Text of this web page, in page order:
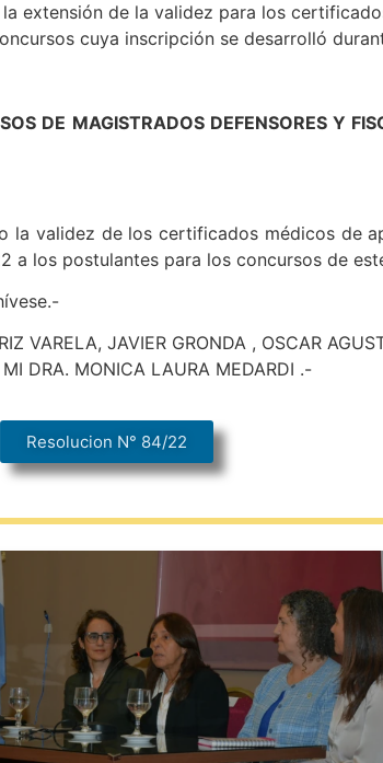
extensión de la validez para los
cuya inscripción se desarrolló
DE MAGISTRADOS DEFENSORES Y
la validez de los certificados médicos de
los postulantes para los concursos de
VARELA, JAVIER GRONDA , OSCAR
DRA. MONICA LAURA MEDARDI .-
Resolucion N° 84/22